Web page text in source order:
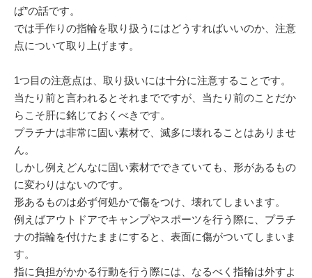
ば”の話です。
では手作りの指輪を取り扱うにはどうすればいいのか、注意
点について取り上げます。
1つ目の注意点は、取り扱いには十分に注意することです。
当たり前と言われるとそれまでですが、当たり前のことだか
らこそ肝に銘じておくべきです。
プラチナは非常に固い素材で、滅多に壊れることはありませ
ん。
しかし例えどんなに固い素材でできていても、形があるもの
に変わりはないのです。
形あるものは必ず何処かで傷をつけ、壊れてしまいます。
例えばアウトドアでキャンプやスポーツを行う際に、プラチ
ナの指輪を付けたままにすると、表面に傷がついてしまいま
す。
指に負担がかかる行動を行う際には、なるべく指輪は外すよ